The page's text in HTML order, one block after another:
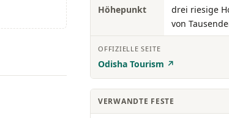
Höhepunkt
drei riesige
von
OFFIZIELLE SEITE
Odisha Tourism ↗
VERWANDTE FESTE